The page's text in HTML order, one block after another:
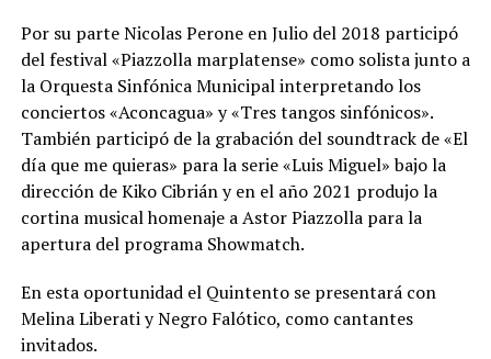
Por su parte Nicolas Perone en Julio del 2018 participó
del festival «Piazzolla marplatense» como solista junto a
la Orquesta Sinfónica Municipal interpretando los
conciertos «Aconcagua» y «Tres tangos sinfónicos».
También participó de la grabación del soundtrack de «El
día que me quieras» para la serie «Luis Miguel» bajo la
dirección de Kiko Cibrián y en el año 2021 produjo la
cortina musical homenaje a Astor Piazzolla para la
apertura del programa Showmatch.
En esta oportunidad el Quintento se presentará con
Melina Liberati y Negro Falótico, como cantantes
invitados.